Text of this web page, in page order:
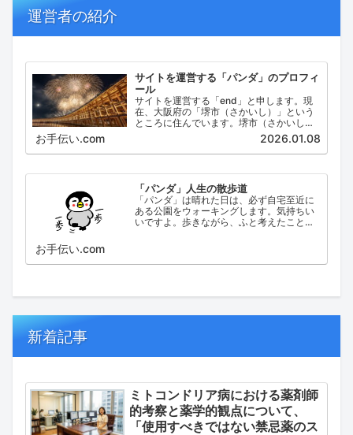
運営者の紹介
サイトを運営する「パンダ」のプロフィ
ール
サイトを運営する「end」と申します。現
在、大阪府の「堺市（さかいし）」という
ところに住んでいます。堺市（さかいし）
は、大阪府の泉北地域にある政令指定都市
で、府内では大阪市に次いで人口が多い都
市です。
お手伝い.com 2026.01.08
「パンダ」人生の散歩道
「パンダ」は晴れた日は、必ず自宅至近に
ある公園をウォーキングします。気持ちい
いですよ。歩きながら、ふと考えたこと。
お手伝い.com
新着記事
ミトコンドリア病における薬剤師
的考察と薬学的観点について、
「使用すべきではない禁忌薬のス